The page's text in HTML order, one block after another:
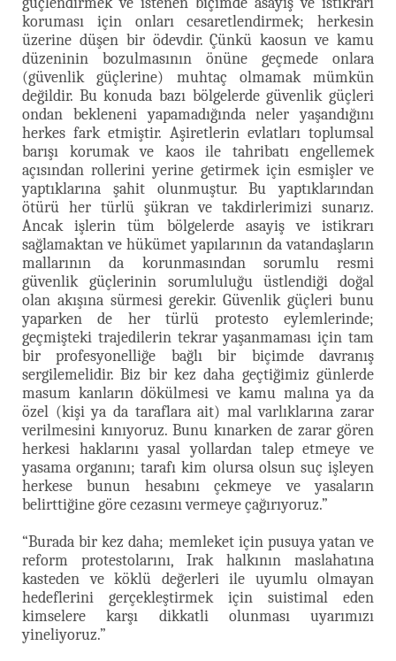
koruması için onları cesaretlendirmek; herkesin
üzerine düşen bir ödevdir. Çünkü kaosun ve kamu
düzeninin bozulmasının önüne geçmede onlara
(güvenlik güçlerine) muhtaç olmamak mümkün
değildir. Bu konuda bazı bölgelerde güvenlik güçleri
ondan bekleneni yapamadığında neler yaşandığını
herkes fark etmiştir. Aşiretlerin evlatları toplumsal
barışı korumak ve kaos ile tahribatı engellemek
açısından rollerini yerine getirmek için esmişler ve
yaptıklarına şahit olunmuştur. Bu yaptıklarından
ötürü her türlü şükran ve takdirlerimizi sunarız.
Ancak işlerin tüm bölgelerde asayiş ve istikrarı
sağlamaktan ve hükümet yapılarının da vatandaşların
mallarının da korunmasından sorumlu resmi
güvenlik güçlerinin sorumluluğu üstlendiği doğal
olan akışına sürmesi gerekir. Güvenlik güçleri bunu
yaparken de her türlü protesto eylemlerinde;
geçmişteki trajedilerin tekrar yaşanmaması için tam
bir profesyonelliğe bağlı bir biçimde davranış
sergilemelidir. Biz bir kez daha geçtiğimiz günlerde
masum kanların dökülmesi ve kamu malına ya da
özel (kişi ya da taraflara ait) mal varlıklarına zarar
verilmesini kınıyoruz. Bunu kınarken de zarar gören
herkesi haklarını yasal yollardan talep etmeye ve
yasama organını; tarafı kim olursa olsun suç işleyen
herkese bunun hesabını çekmeye ve yasaların
belirttiğine göre cezasını vermeye çağırıyoruz.”
“Burada bir kez daha; memleket için pusuya yatan ve
reform protestolarını, Irak halkının maslahatına
kasteden ve köklü değerleri ile uyumlu olmayan
hedeflerini gerçekleştirmek için suistimal eden
kimselere karşı dikkatli olunması uyarımızı
yineliyoruz.”